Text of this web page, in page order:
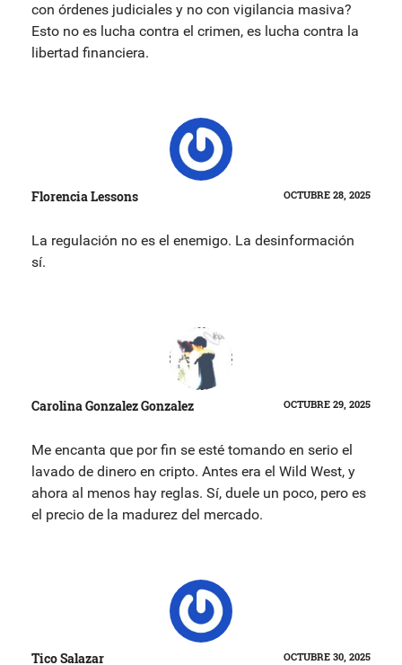
con órdenes judiciales y no con vigilancia masiva?
Esto no es lucha contra el crimen, es lucha contra la
libertad financiera.
Florencia Lessons OCTUBRE 28, 2025
La regulación no es el enemigo. La desinformación
sí.
Carolina Gonzalez Gonzalez OCTUBRE 29, 2025
Me encanta que por fin se esté tomando en serio el
lavado de dinero en cripto. Antes era el Wild West, y
ahora al menos hay reglas. Sí, duele un poco, pero es
el precio de la madurez del mercado.
Tico Salazar OCTUBRE 30, 2025